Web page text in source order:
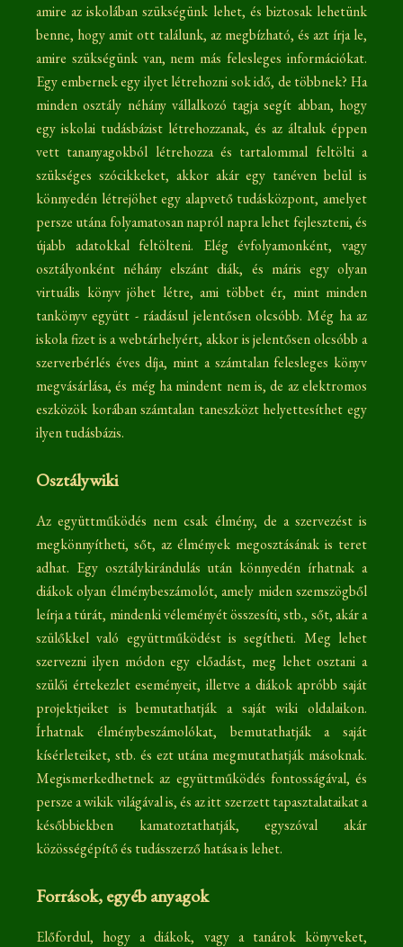
amire az iskolában szükségünk lehet, és biztosak lehetünk
benne, hogy amit ott találunk, az megbízható, és azt írja le,
amire szükségünk van, nem más felesleges információkat.
Egy embernek egy ilyet létrehozni sok idő, de többnek? Ha
minden osztály néhány vállalkozó tagja segít abban, hogy
egy iskolai tudásbázist létrehozzanak, és az általuk éppen
vett tananyagokból létrehozza és tartalommal feltölti a
szükséges szócikkeket, akkor akár egy tanéven belül is
könnyedén létrejöhet egy alapvető tudásközpont, amelyet
persze utána folyamatosan napról napra lehet fejleszteni, és
újabb adatokkal feltölteni. Elég évfolyamonként, vagy
osztályonként néhány elszánt diák, és máris egy olyan
virtuális könyv jöhet létre, ami többet ér, mint minden
tankönyv együtt - ráadásul jelentősen olcsóbb. Még ha az
iskola fizet is a webtárhelyért, akkor is jelentősen olcsóbb a
szerverbérlés éves díja, mint a számtalan felesleges könyv
megvásárlása, és még ha mindent nem is, de az elektromos
eszközök korában számtalan taneszközt helyettesíthet egy
ilyen tudásbázis.
Osztálywiki
Az együttműködés nem csak élmény, de a szervezést is
megkönnyítheti, sőt, az élmények megosztásának is teret
adhat. Egy osztálykirándulás után könnyedén írhatnak a
diákok olyan élménybeszámolót, amely miden szemszögből
leírja a túrát, mindenki véleményét összesíti, stb., sőt, akár a
szülőkkel való együttműködést is segítheti. Meg lehet
szervezni ilyen módon egy előadást, meg lehet osztani a
szülői értekezlet eseményeit, illetve a diákok apróbb saját
projektjeiket is bemutathatják a saját wiki oldalaikon.
Írhatnak élménybeszámolókat, bemutathatják a saját
kísérleteiket, stb. és ezt utána megmutathatják másoknak.
Megismerkedhetnek az együttműködés fontosságával, és
persze a wikik világával is, és az itt szerzett tapasztalataikat a
későbbiekben kamatoztathatják, egyszóval akár
közösségépítő és tudásszerző hatása is lehet.
Források, egyéb anyagok
Előfordul, hogy a diákok, vagy a tanárok könyveket,